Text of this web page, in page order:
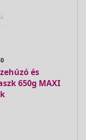
és
650g MAXI